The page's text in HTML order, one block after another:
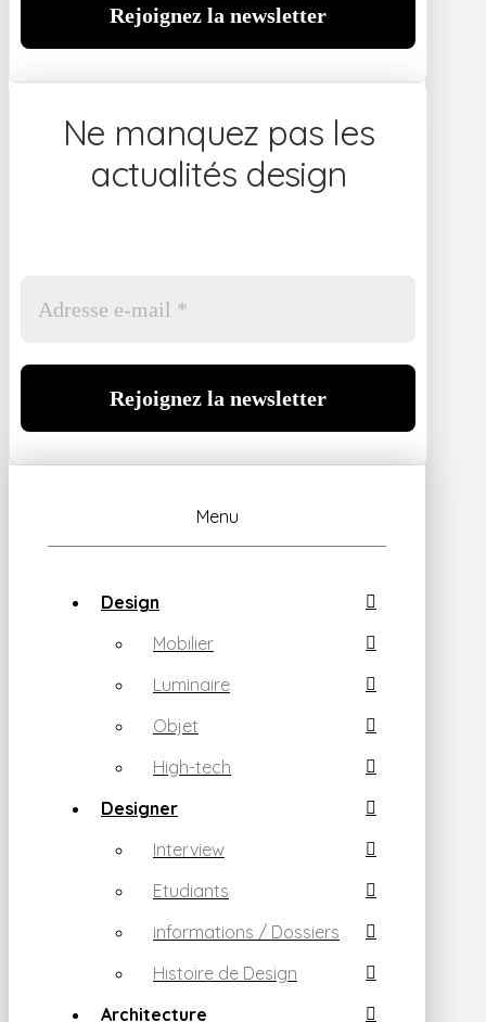
Ne manquez pas les
actualités design
Menu
Design
Mobilier
Luminaire
Objet
High-tech
Designer
Interview
Etudiants
informations / Dossiers
Histoire de Design
Architecture